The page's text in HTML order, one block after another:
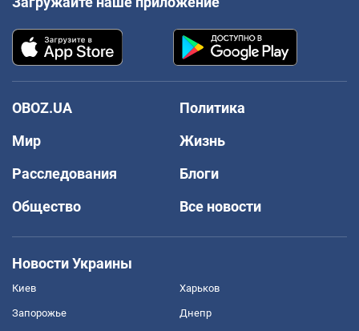
OBOZ.UA
Политика
Мир
Жизнь
Расследования
Блоги
Общество
Все новости
Новости Украины
Киев Харьков
Запорожье Днепр